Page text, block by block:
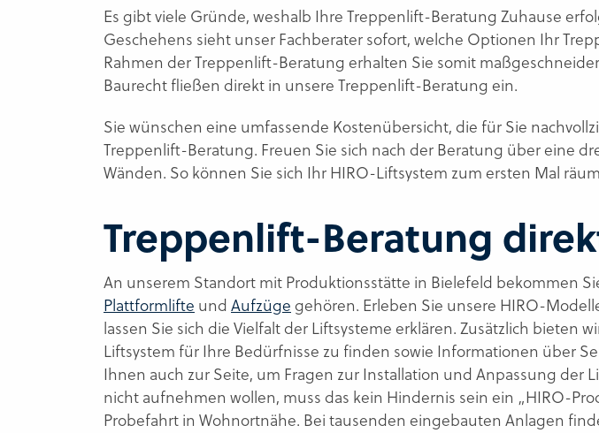
Es gibt viele Gründe, weshalb Ihre Treppenlift-Beratung Zuhause
Geschehens sieht unser Fachberater sofort, welche Optionen Ihr
Rahmen der Treppenlift-Beratung erhalten Sie somit
Baurecht fließen direkt in unsere Treppenlift-Beratung ein.
Sie wünschen eine umfassende Kostenübersicht, die für Sie
Treppenlift-Beratung. Freuen Sie sich nach der Beratung über eine
Wänden. So können Sie sich Ihr HIRO-Liftsystem zum ersten Mal
Treppenlift-Beratung
An unserem Standort mit Produktionsstätte in Bielefeld bekommen
Plattformlifte undAufzügegehören. Erleben Sie unsere HIRO-
lassen Sie sich die Vielfalt der Liftsysteme erklären. Zusätzlich
Liftsystem für Ihre Bedürfnisse zu finden sowie Informationen über
Ihnen auch zur Seite, um Fragen zur Installation und Anpassung der
nicht aufnehmen wollen, muss das kein Hindernis sein ein „HIRO-
Probefahrt in Wohnortnähe. Bei tausenden eingebauten Anlagen